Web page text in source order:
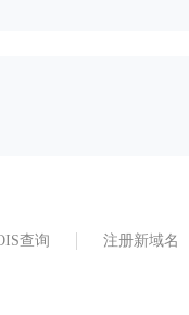
查询 注册新域名